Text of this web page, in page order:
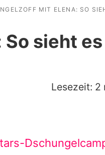
MIT ELENA: SO
sieht es
Lesezeit: 2